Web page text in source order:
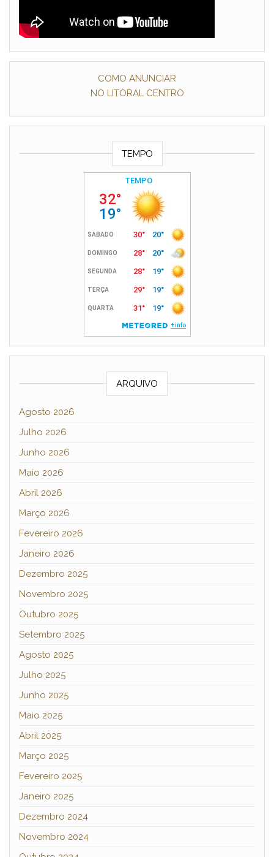
COMO ANUNCIAR
NO LITORAL CENTRO
TEMPO
ARQUIVO
Agosto 2026
Julho 2026
Junho 2026
Maio 2026
Abril 2026
Março 2026
Fevereiro 2026
Janeiro 2026
Dezembro 2025
Novembro 2025
Outubro 2025
Setembro 2025
Agosto 2025
Julho 2025
Junho 2025
Maio 2025
Abril 2025
Março 2025
Fevereiro 2025
Janeiro 2025
Dezembro 2024
Novembro 2024